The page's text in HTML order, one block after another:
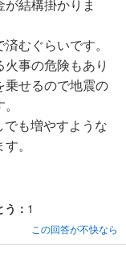
結構掛かりま
むぐらいです。
事の危険もあり
乗せるので地震の
も増やすような
。
： 1
この回答が不快なら